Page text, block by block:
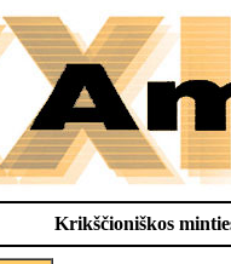
Krikščioniškos